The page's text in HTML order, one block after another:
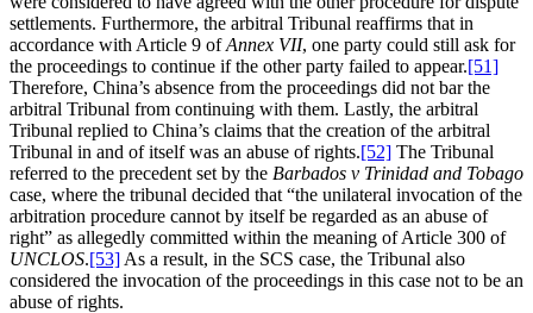
settlements. Furthermore, the arbitral Tribunal reaffirms that in
accordance with Article 9 ofAnnex VII, one party could still ask for
the proceedings to continue if the other party failed to appear.[51]
Therefore, China’s absence from the proceedings did not bar the
arbitral Tribunal from continuing with them. Lastly, the arbitral
Tribunal replied to China’s claims that the creation of the arbitral
Tribunal in and of itself was an abuse of rights.[52] The Tribunal
referred to the precedent set by the Barbados v Trinidad and Tobago
case, where the tribunal decided that “the unilateral invocation of the
arbitration procedure cannot by itself be regarded as an abuse of
right” as allegedly committed within the meaning of Article 300 of
UNCLOS.[53] As a result, in the SCS case, the Tribunal also
considered the invocation of the proceedings in this case not to be an
abuse of rights.